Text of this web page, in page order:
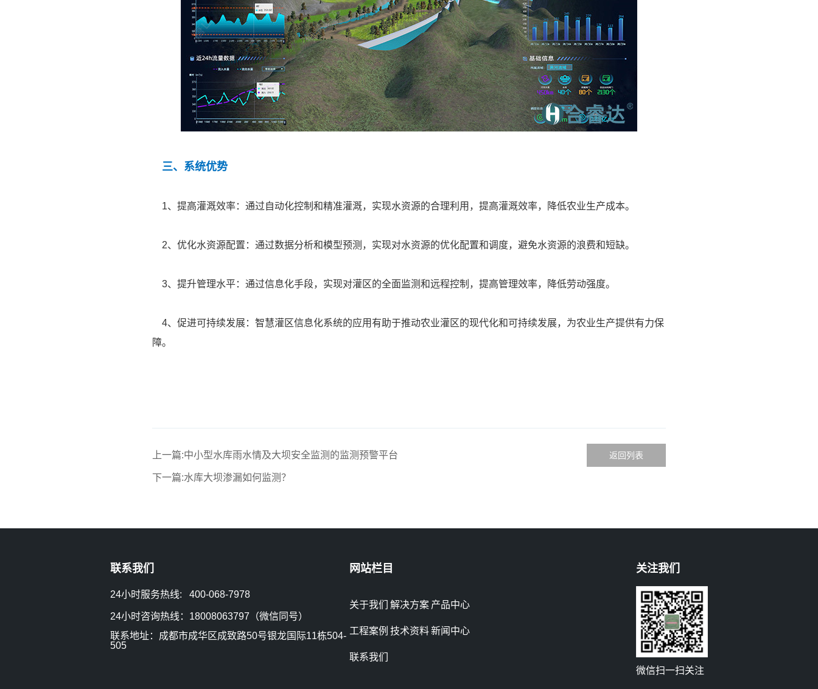
三、系统优势
1、提高灌溉效率：通过自动化控制和精准灌溉，实现水资源的合理利用，提高灌溉效率，降低农业生产成本。
2、优化水资源配置：通过数据分析和模型预测，实现对水资源的优化配置和调度，避免水资源的浪费和短缺。
3、提升管理水平：通过信息化手段，实现对灌区的全面监测和远程控制，提高管理效率，降低劳动强度。
4、促进可持续发展：智慧灌区信息化系统的应用有助于推动农业灌区的现代化和可持续发展，为农业生产提供有力保
障。
上一篇:中小型水库雨水情及大坝安全监测的监测预警平台
下一篇:水库大坝渗漏如何监测？
返回列表
联系我们
24小时服务热线: 400-068-7978
24小时咨询热线：18008063797（微信同号）
联系地址：成都市成华区成致路50号银龙国际11栋504-
505
网站栏目
关于我们 解决方案 产品中心
工程案例 技术资料新闻中心
联系我们
关注我们
微信扫一扫关注